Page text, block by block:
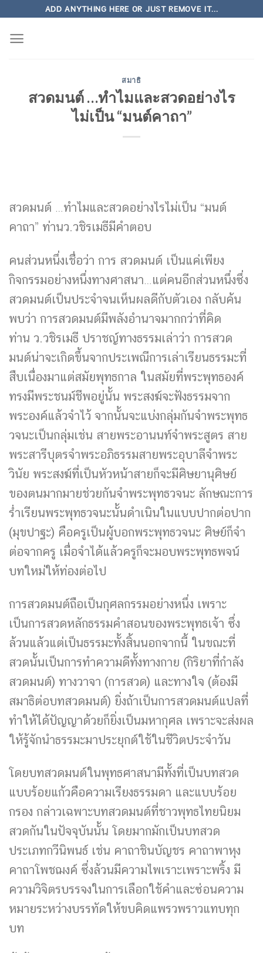
content
ADD ANYTHING HERE OR JUST REMOVE IT...
สมาธิ
สวดมนต์ …ทำไมและสวดอย่างไร
ไม่เป็น “มนต์คาถา”
สวดมนต์ …ทำไมและสวดอย่างไรไม่เป็น “มนต์
คาถา” ท่านว.วชิรเมธีมีคำตอบ
คนส่วนหนึ่งเชื่อว่า การ สวดมนต์ เป็นแค่เพียง
กิจกรรมอย่างหนึ่งทางศาสนา…แต่คนอีกส่วนหนึ่งซึ่ง
สวดมนต์เป็นประจำจนเห็นผลดีกับตัวเอง กลับค้น
พบว่า การสวดมนต์มีพลังอำนาจมากกว่าที่คิด
ท่าน ว.วชิรเมธี ปราชญ์ทางธรรมเล่าว่า การสวด
มนต์น่าจะเกิดขึ้นจากประเพณีการเล่าเรียนธรรมะที่
สืบเนื่องมาแต่สมัยพุทธกาล ในสมัยที่พระพุทธองค์
ทรงมีพระชนม์ชีพอยู่นั้น พระสงฆ์จะฟังธรรมจาก
พระองค์แล้วจำไว้ จากนั้นจะแบ่งกลุ่มกันจำพระพุทธ
วจนะเป็นกลุ่มเช่น สายพระอานนท์จำพระสูตร สาย
พระสารีบุตรจำพระอภิธรรมสายพระอุบาลีจำพระ
วินัย พระสงฆ์ที่เป็นหัวหน้าสายก็จะมีศิษยานุศิษย์
ของตนมากมายช่วยกันจำพระพุทธวจนะ ลักษณะการ
ร่ำเรียนพระพุทธวจนะนั้นดำเนินในแบบปากต่อปาก
(มุขปาฐะ) คือครูเป็นผู้บอกพระพุทธวจนะ ศิษย์ก็จำ
ต่อจากครู เมื่อจำได้แล้วครูก็จะมอบพระพุทธพจน์
บทใหม่ให้ท่องต่อไป
การสวดมนต์ถือเป็นกุศลกรรมอย่างหนึ่ง เพราะ
เป็นการสวดหลักธรรมคำสอนของพระพุทธเจ้า ซึ่ง
ล้วนแล้วแต่เป็นธรรมะทั้งสิ้นนอกจากนี้ ในขณะที่
สวดนั้นเป็นการทำความดีทั้งทางกาย (กิริยาที่กำลัง
สวดมนต์) ทางวาจา (การสวด) และทางใจ (ต้องมี
สมาธิต่อบทสวดมนต์) ยิ่งถ้าเป็นการสวดมนต์แปลที่
ทำให้ได้ปัญญาด้วยก็ยิ่งเป็นมหากุศล เพราะจะส่งผล
ให้รู้จักนำธรรมะมาประยุกต์ใช้ในชีวิตประจำวัน
โดยบทสวดมนต์ในพุทธศาสนามีทั้งที่เป็นบทสวด
แบบร้อยแก้วคือความเรียงธรรมดา และแบบร้อย
กรอง กล่าวเฉพาะบทสวดมนต์ที่ชาวพุทธไทยนิยม
สวดกันในปัจจุบันนั้น โดยมากมักเป็นบทสวด
ประเภทกวีนิพนธ์ เช่น คาถาชินบัญชร คาถาพาหุง
คาถาโพชฌงค์ ซึ่งล้วนมีความไพเราะเพราะพริ้ง มี
ความวิจิตรบรรจงในการเลือกใช้คำและซ่อนความ
หมายระหว่างบรรทัดให้ขบคิดแพรวพราวแทบทุก
บท